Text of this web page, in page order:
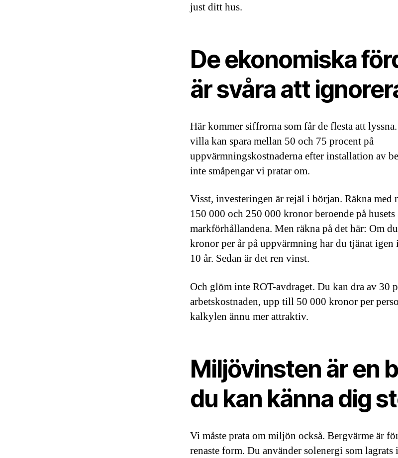
just ditt hus.
De ekonomiska
är svåra att
Här kommer siffrorna som får de flesta att
villa kan spara mellan 50 och 75 procent på
uppvärmningskostnaderna efter installation av
inte småpengar vi pratar om.
Visst, investeringen är rejäl i början. Räkna med
150 000 och 250 000 kronor beroende på
markförhållandena. Men räkna på det här: Om
kronor per år på uppvärmning har du tjänat igen
10 år. Sedan är det ren vinst.
Och glöm inte ROT-avdraget. Du kan dra av 30
arbetskostnaden, upp till 50 000 kronor per
kalkylen ännu mer attraktiv.
Miljövinsten är en
du kan känna dig
Vi måste prata om miljön också. Bergvärme är
renaste form. Du använder solenergi som lagrats